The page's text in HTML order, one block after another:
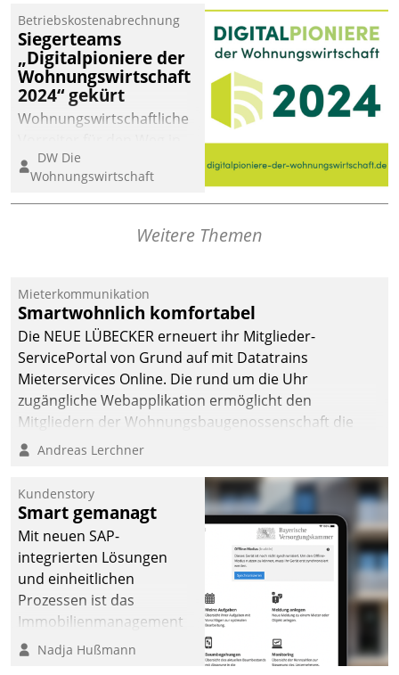
einsehen und ändern
oder
Schadensmeldungen
abgeben – rund um die
Uhr.
Betriebskostenabrechnung
Siegerteams
„Digitalpioniere der
Wohnungswirtschaft
2024“ gekürt
Wohnungswirtschaftliche
eine digitale Zukunft zu
finden, ist das Ziel des
Awards „Digitalpioniere
Wohnungswirtschaft“.
dafür ein Team
bestehend aus
Wohnungsunternehmen
und PropTech.
DW Die
Wohnungswirtschaft
Weitere Themen
Mieterkommunikation
Smartwohnlich komfortabel
Die NEUE LÜBECKER erneuert ihr Mitglieder-
ServicePortal von Grund auf mit Datatrains
Mieterservices Online. Die rund um die Uhr
zugängliche Webapplikation ermöglicht den
Mitgliedern der Wohnungs­bau­genossenschaft die
Kontaktaufnahme per Smartphone, Tablet oder PC.
Andreas Lerchner
Kundenstory
Smart gemanagt
Mit neuen SAP-
integrierten Lösungen
und einheitlichen
Prozessen ist das
Immobilienmanagement
der Bayerischen
Nadja Hußmann